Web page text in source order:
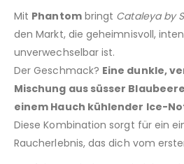
Mit Phantombringt Cataleya by
den Markt, die geheimnisvoll,
unverwechselbar ist.
Der Geschmack? Eine dunkle,
Mischung aus süsser
einem Hauch kühlender Ice-
Diese Kombination sorgt für ein
Raucherlebnis, das dich vom